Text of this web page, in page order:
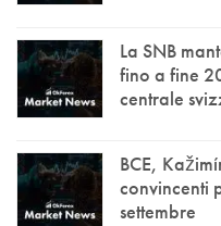
La SNB
fino a fine
centrale
BCE,
convincenti
settembre